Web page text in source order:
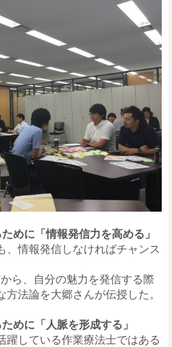
めに「情報発信力を高める」
、情報発信しなければチャンス
ら、自分の魅力を発信する際
法論を大郷さんが伝授した。
めに「人脈を形成する」
躍している作業療法士ではある